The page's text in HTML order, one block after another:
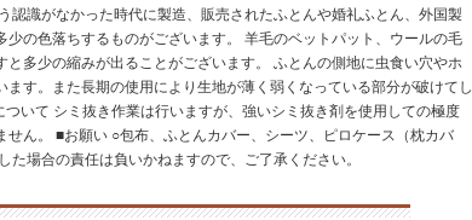
識がなかった時代に製造、販売されたふとんや婚礼ふとん、外国製
の色落ちするものがございます。 羊毛のベットパット、ウールの毛
多少の縮みが出ることがございます。 ふとんの側地に虫食い穴やホ
す。また長期の使用により生地が薄く弱くなっている部分が破けてし
いて シミ抜き作業は行いますが、強いシミ抜き剤を使用しての極度
ん。 ■お願い ○包布、ふとんカバー、シーツ、ピロケース（枕カバ
場合の責任は負いかねますので、ご了承ください。